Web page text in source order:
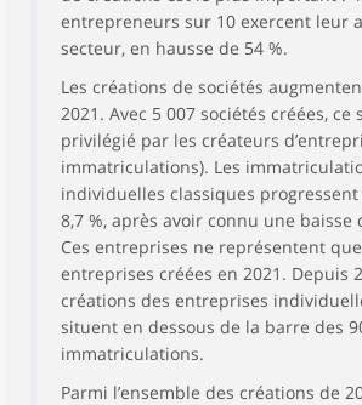
entrepreneurs sur 10 exercent leur
secteur, en hausse de 54 %.
Les créations de sociétés
2021. Avec 5 007 sociétés créées,
privilégié par les créateurs
immatriculations). Les
individuelles classiques progressent
8,7 %, après avoir connu une baisse
Ces entreprises ne représentent que
entreprises créées en 2021. Depuis
créations des entreprises
situent en dessous de la barre des
immatriculations.
Parmi l’ensemble des créations de